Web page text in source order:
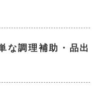
な調理補助・品出